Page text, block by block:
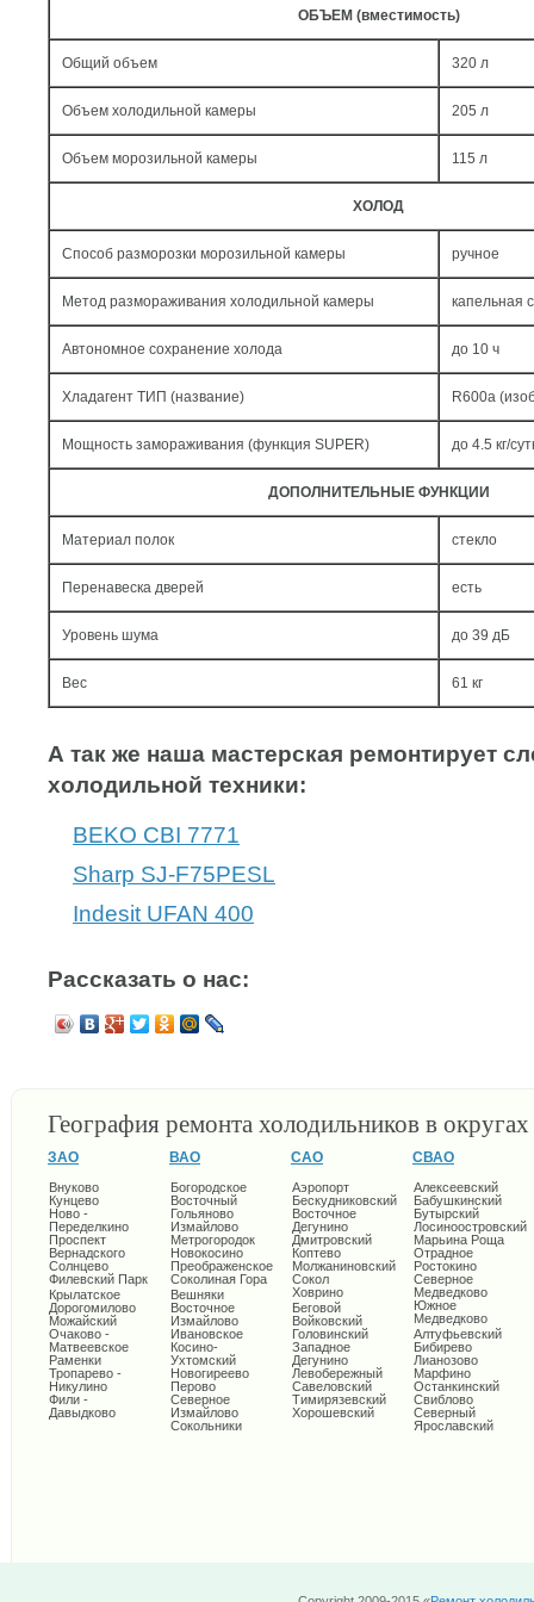
ОБЪЕМ (вместимость)
Общий объем 320 л
Объем холодильной камеры 205 л
Объем морозильной камеры 115 л
ХОЛОД
Способ разморозки морозильной камеры ручное
Метод размораживания холодильной камеры капельная
Автономное сохранение холода до 10 ч
Хладагент ТИП (название) R600a
Мощность замораживания (функция SUPER) до 4.5 кг/
ДОПОЛНИТЕЛЬНЫЕ ФУНКЦИИ
Материал полок стекло
Перенавеска дверей есть
Уровень шума до 39 дБ
Вес 61 кг
А так же наша мастерская ремонтирует
холодильной техники:
BEKO CBI 7771
Sharp SJ-F75PESL
Indesit UFAN 400
Рассказать о нас:
География ремонта холодильников в
ЗАО
Внуково
Кунцево
Ново -
Переделкино
Проспект
Вернадского
Солнцево
Филевский Парк
Крылатское
Дорогомилово
Можайский
Очаково -
Матвеевское
Раменки
Тропарево -
Никулино
Фили -
Давыдково
ВАО
Богородское
Восточный
Гольяново
Измайлово
Метрогородок
Новокосино
Преображенское
Соколиная Гора
Вешняки
Восточное
Измайлово
Ивановское
Косино-
Ухтомский
Новогиреево
Перово
Северное
Измайлово
Сокольники
САО
Аэропорт
Бескудниковский
Восточное
Дегунино
Дмитровский
Коптево
Молжаниновский
Сокол
Ховрино
Беговой
Войковский
Головинский
Западное
Дегунино
Левобережный
Савеловский
Тимирязевский
Хорошевский
СВАО
Алексеевский
Бабушкинский
Бутырский
Лосиноостровский
Марьина Роща
Отрадное
Ростокино
Северное
Медведково
Южное
Медведково
Алтуфьевский
Бибирево
Лианозово
Марфино
Останкинский
Свиблово
Северный
Ярославский